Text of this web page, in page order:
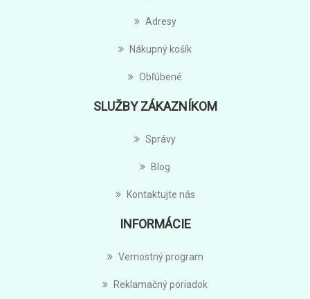
Adresy
Nákupný košík
Obľúbené
SLUŽBY ZÁKAZNÍKOM
Správy
Blog
Kontaktujte nás
INFORMÁCIE
Vernostný program
Reklamačný poriadok